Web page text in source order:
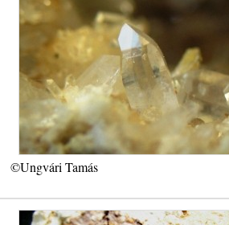
©Ungvári Tamás